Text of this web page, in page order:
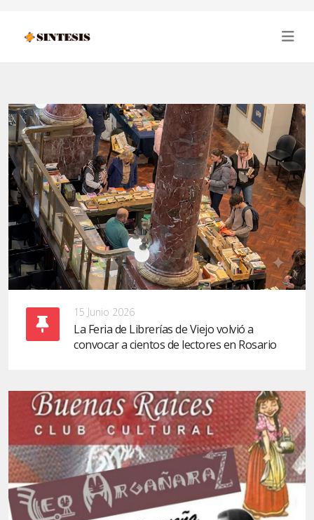
15 Junio 2026
La Feria de Librerías de Viejo volvió a
convocar a cientos de lectores en Rosario